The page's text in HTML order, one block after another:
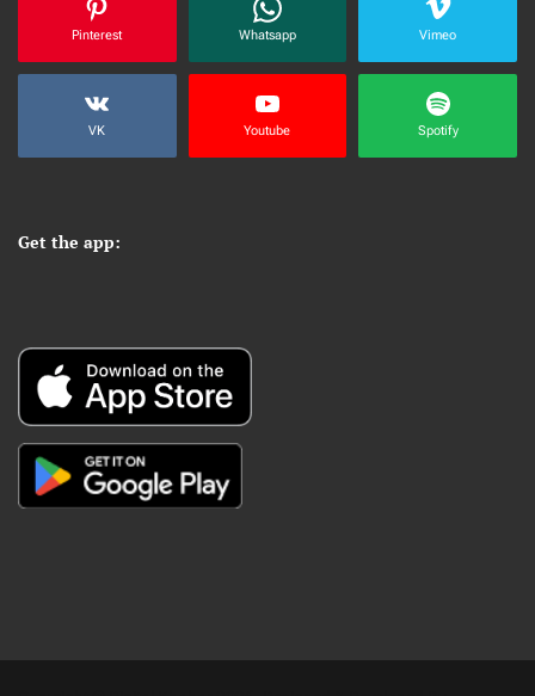
Pinterest Whatsapp Vimeo
VK Youtube Spotify
Get the app: